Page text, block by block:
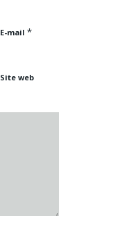
E-mail *
Site web